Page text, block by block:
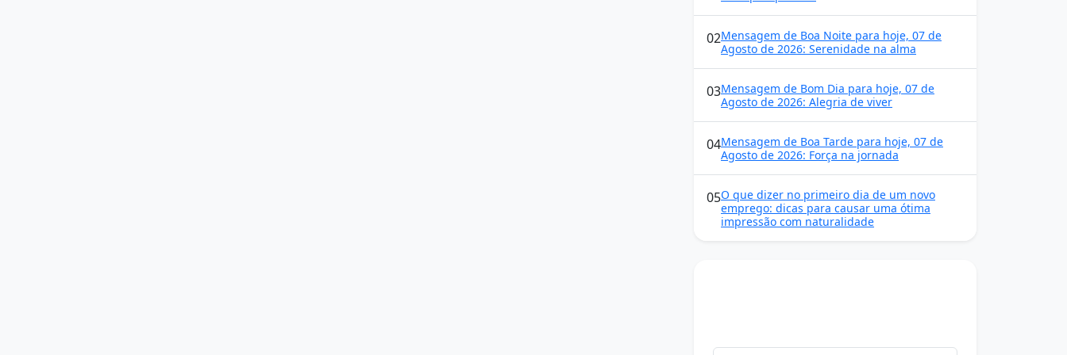
02Mensagem de Boa Noite para hoje, 07 de
Agosto de 2026: Serenidade na alma
03Mensagem de Bom Dia para hoje, 07 de
Agosto de 2026: Alegria de viver
04Mensagem de Boa Tarde para hoje, 07 de
Agosto de 2026: Força na jornada
05O que dizer no primeiro dia de um novo
emprego: dicas para causar uma ótima
impressão com naturalidade